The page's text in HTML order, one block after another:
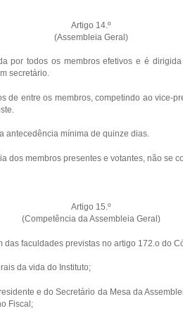
Artigo 14.º
(Assembleia Geral)
por todos os membros efetivos e é
secretário.
de entre os membros, competindo ao vice-
antecedência mínima de quinze dias.
dos membros presentes e votantes, não se
Artigo 15.º
(Competência da Assembleia Geral)
das faculdades previstas no artigo 172.o do
da vida do Instituto;
e do Secretário da Mesa da
Fiscal;